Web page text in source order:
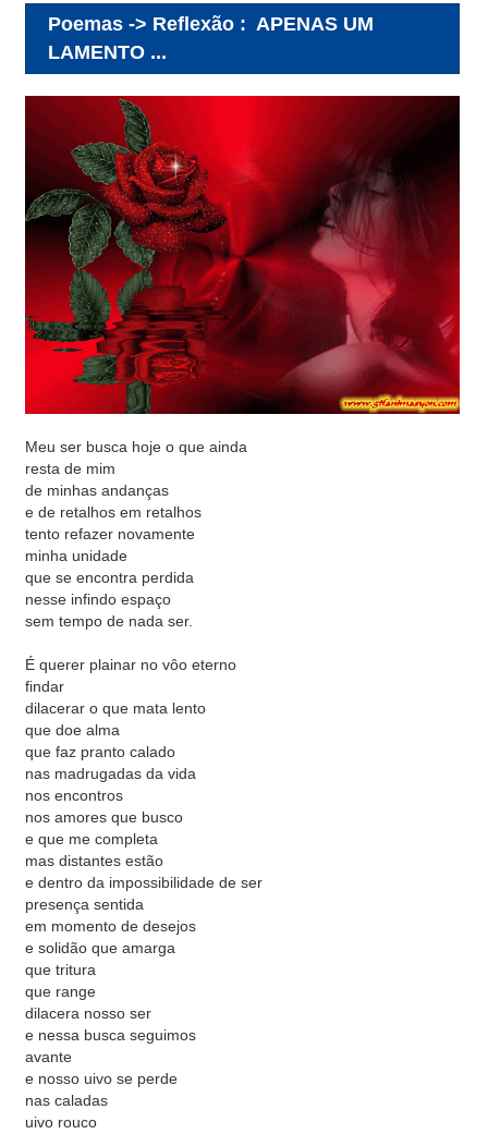
Poemas -> Reflexão : APENAS UM
LAMENTO ...
Meu ser busca hoje o que ainda
resta de mim
de minhas andanças
e de retalhos em retalhos
tento refazer novamente
minha unidade
que se encontra perdida
nesse infindo espaço
sem tempo de nada ser.
É querer plainar no vôo eterno
findar
dilacerar o que mata lento
que doe alma
que faz pranto calado
nas madrugadas da vida
nos encontros
nos amores que busco
e que me completa
mas distantes estão
e dentro da impossibilidade de ser
presença sentida
em momento de desejos
e solidão que amarga
que tritura
que range
dilacera nosso ser
e nessa busca seguimos
avante
e nosso uivo se perde
nas caladas
uivo rouco